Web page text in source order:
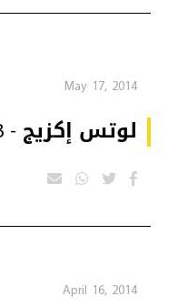
May 17, 2014
لوتس إكزيج - 2013
April 16, 2014